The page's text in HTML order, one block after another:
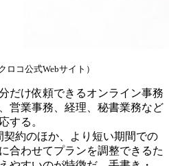
ロコ公式Webサイト）
だけ依頼できるオンライン事務
営業事務、経理、秘書業務など
する。
契約のほか、より短い期間での
合わせてプランを調整できるた